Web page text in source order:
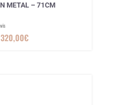
METAL – 71CM
320,00€